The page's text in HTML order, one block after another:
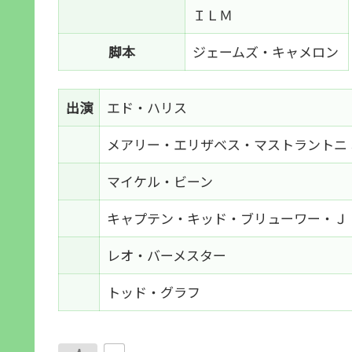
ＩＬＭ
脚本
ジェームズ・キャメロン
出演
エド・ハリス
メアリー・エリザベス・マストラント
マイケル・ビーン
キャプテン・キッド・ブリューワー・
レオ・バーメスター
トッド・グラフ